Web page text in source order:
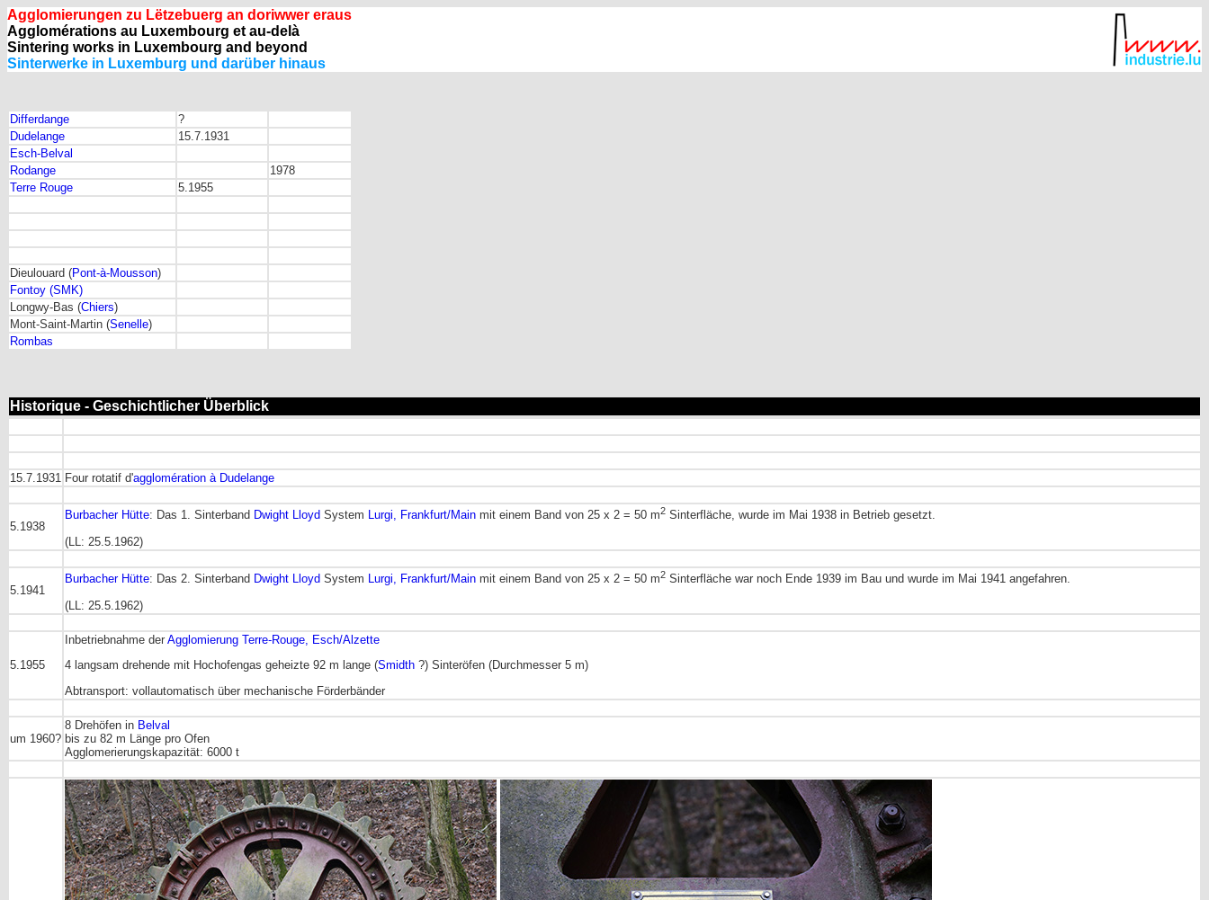
Agglomierungen zu Lëtzebuerg an doriwwer eraus
Agglomérations au Luxembourg et au-delà
Sintering works in Luxembourg and beyond
Sinterwerke in Luxemburg und darüber hinaus
Differdange
?
Dudelange
15.7.1931
Esch-Belval
Rodange
1978
Terre Rouge
5.1955
Dieulouard (Pont-à-Mousson)
Fontoy (SMK)
Longwy-Bas (Chiers)
Mont-Saint-Martin (Senelle)
Rombas
Historique - Geschichtlicher Überblick
15.7.1931 Four rotatif d'agglomération à Dudelange
5.1938
Burbacher Hütte: Das 1. Sinterband Dwight Lloyd System Lurgi, Frankfurt/Main mit einem Band von 25 x 2 = 50 m2 Sinterfläche, wurde im Mai 1938 in Betrieb gesetzt.
(LL: 25.5.1962)
5.1941
Burbacher Hütte: Das 2. Sinterband Dwight Lloyd System Lurgi, Frankfurt/Main mit einem Band von 25 x 2 = 50 m2 Sinterfläche war noch Ende 1939 im Bau und wurde im Mai 1941 angefahren.
(LL: 25.5.1962)
5.1955
Inbetriebnahme der Agglomierung Terre-Rouge, Esch/Alzette
4 langsam drehende mit Hochofengas geheizte 92 m lange (Smidth ?) Sinteröfen (Durchmesser 5 m)
Abtransport: vollautomatisch über mechanische Förderbänder
um 1960?
8 Drehöfen in Belval
bis zu 82 m Länge pro Ofen
Agglomerierungskapazität: 6000 t